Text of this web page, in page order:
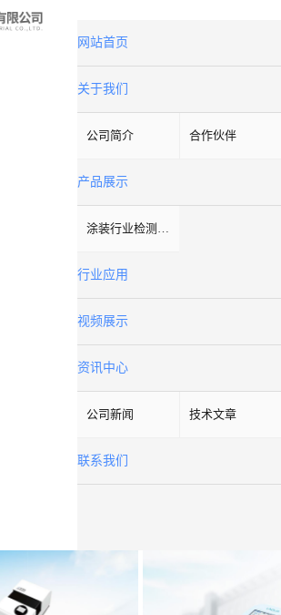
网站首页
关于我们
公司简介 合作伙伴
产品展示
涂装行业检测设备
行业应用
视频展示
资讯中心
公司新闻 技术文章
联系我们